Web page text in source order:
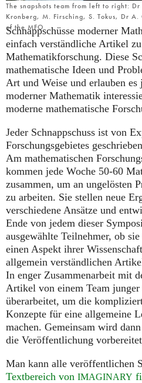
The snapshots team from left to right:
Kronberg, M. Firsching, S. Tokus, Dr A.
of the MFO
Schnappschüsse moderner
einfach verständliche Artikel
Mathematikforschung. Diese
mathematische Ideen und
Art und Weise und erlauben es
moderner Mathematik
moderne mathematische
Jeder Schnappschuss ist von
Forschungsgebietes
Am mathematischen
kommen jede Woche 50-60
zusammen, um an ungelösten
zu arbeiten. Sie stellen neue
verschiedene Ansätze und
Ende von jedem dieser
ausgewählte Teilnehmer, ob
einen Aspekt ihrer
allgemein verständlichen
In enger Zusammenarbeit mit
Artikel von einem Team
überarbeitet, um die
Konzepte für eine allgemeine
machen. Gemeinsam wird
die Veröffentlichung
Man kann alle veröffentlichen
Textbereich von IMAGINARY